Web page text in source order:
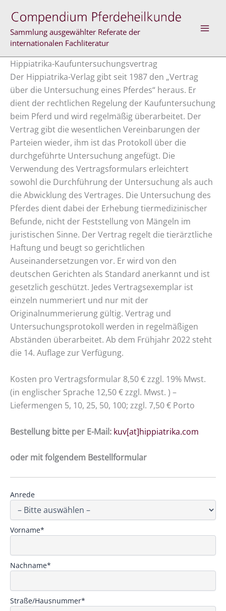
Inhalt
springen
Sammlung ausgewählter Referate der
internationalen Fachliteratur
Hippiatrika-Kaufuntersuchungsvertrag
Der Hippiatrika-Verlag gibt seit 1987 den „Vertrag
über die Untersuchung eines Pferdes“ heraus. Er
dient der rechtlichen Regelung der Kaufuntersuchung
beim Pferd und wird regelmäßig überarbeitet. Der
Vertrag gibt die wesentlichen Vereinbarungen der
Parteien wieder, ihm ist das Protokoll über die
durchgeführte Untersuchung angefügt. Die
Verwendung des Vertragsformulars erleichtert
sowohl die Durchführung der Untersuchung als auch
die Abwicklung des Vertrages. Die Untersuchung des
Pferdes dient dabei der Erhebung tiermedizinischer
Befunde, nicht der Feststellung von Mängeln im
juristischen Sinne. Der Vertrag regelt die tierärztliche
Haftung und beugt so gerichtlichen
Auseinandersetzungen vor. Er wird von den
deutschen Gerichten als Standard anerkannt und ist
gesetzlich geschützt. Jedes Vertragsexemplar ist
einzeln nummeriert und nur mit der
Originalnummerierung gültig. Vertrag und
Untersuchungsprotokoll werden in regelmäßigen
Abständen überarbeitet. Ab dem Frühjahr 2022 steht
die 14. Auflage zur Verfügung.
Kosten pro Vertragsformular 8,50 € zzgl. 19% Mwst.
(in englischer Sprache 12,50 € zzgl. Mwst. ) –
Liefermengen 5, 10, 25, 50, 100; zzgl. 7,50 € Porto
Bestellung bitte per E-Mail: kuv[at]hippiatrika.com
oder mit folgendem Bestellformular
Anrede
Vorname*
Nachname*
Straße/Hausnummer*